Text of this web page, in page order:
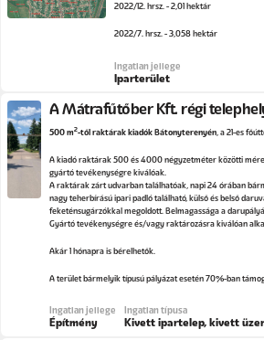
2022/12. hrsz. - 2,01 hektár
2022/7. hrsz. - 3,058 hektár
Ingatlan jellege
Iparterület
A Mátrafűtőber Kft. régi
500 m2-től raktárak kiadók Bátonyterenyén , a 21-es
A kiadó raktárak 500 és 4000 négyzetméter közötti
gyártó tevékenységre kiválóak.
A raktárak zárt udvarban találhatóak, napi 24 órában
nagy teherbírású ipari padló található, külső és belső
feketénsugárzókkal megoldott. Belmagassága a
Gyártó tevékenységre és/vagy raktározásra kiválóan
Akár 1 hónapra is bérelhetők.
A terület bármelyik típusú pályázat esetén 70%-ban
Ingatlan jellege
Építmény
Ingatlan típusa
Kivett ipartelep, kivett